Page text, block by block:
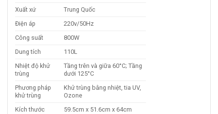
Xuất xứ
Trung Quốc
Điện áp
220v/50Hz
Công suất
800W
Dung tích
110L
Nhiệt độ khử
trùng
Tầng trên và giữa 60°C; Tầng
dưới 125°C
Phương pháp
khử trùng
Khử trùng bằng nhiệt, tia UV,
Ozone
Kích thước
59.5cm x 51.6cm x 64cm